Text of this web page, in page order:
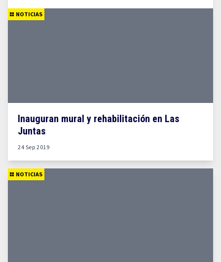
NOTICIAS
Inauguran mural y rehabilitación en Las
Juntas
24 Sep 2019
NOTICIAS